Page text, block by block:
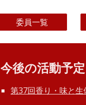
委員一覧
今後の活動予定
第37回香り・味と